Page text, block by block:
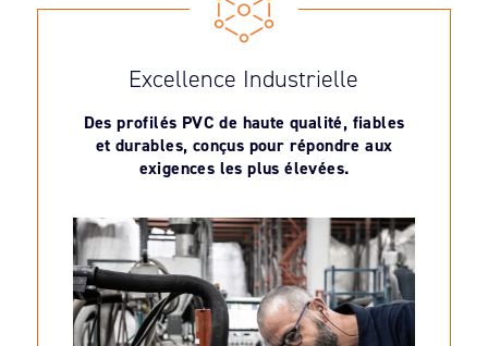
Excellence Industrielle
Des profilés PVC de haute qualité, fiables
et durables, conçus pour répondre aux
exigences les plus élevées.